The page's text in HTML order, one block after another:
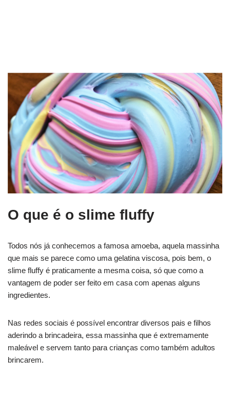
O que é o slime fluffy
Todos nós já conhecemos a famosa amoeba, aquela massinha
que mais se parece como uma gelatina viscosa, pois bem, o
slime fluffy é praticamente a mesma coisa, só que como a
vantagem de poder ser feito em casa com apenas alguns
ingredientes.
Nas redes sociais é possível encontrar diversos pais e filhos
aderindo a brincadeira, essa massinha que é extremamente
maleável e servem tanto para crianças como também adultos
brincarem.